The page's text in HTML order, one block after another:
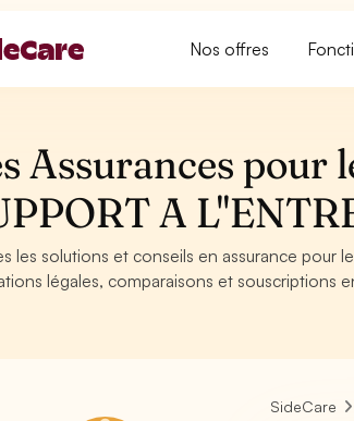
Nos offres
Assurances pour
A
les solutions et conseils en assurance pour
légales, comparaisons et souscriptions
SideCare